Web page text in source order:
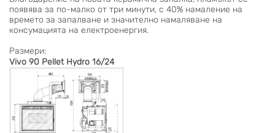
появява за по-малко от три минути, с 40% намаление на
времето за запалване и значително намаляване на
консумацията на електроенергия.
Размери:
Vivo 90 Pellet Hydro 16/24